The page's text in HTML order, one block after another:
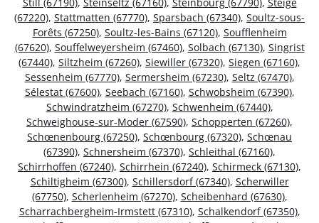
(67220), Stattmatten (67770), Sparsbach (67340), Soultz-sous-
Forêts (67250), Soultz-les-Bains (67120), Soufflenheim
(67620), Souffelweyersheim (67460), Solbach (67130), Singrist
(67440), Siltzheim (67260), Siewiller (67320), Siegen (67160),
Sessenheim (67770), Sermersheim (67230), Seltz (67470),
Sélestat (67600), Seebach (67160), Schwobsheim (67390),
Schwindratzheim (67270), Schwenheim (67440),
Schweighouse-sur-Moder (67590), Schopperten (67260),
Schœnenbourg (67250), Schœnbourg (67320), Schœnau
(67390), Schnersheim (67370), Schleithal (67160),
Schirrhoffen (67240), Schirrhein (67240), Schirmeck (67130),
Schiltigheim (67300), Schillersdorf (67340), Scherwiller
(67750), Scherlenheim (67270), Scheibenhard (67630),
Scharrachbergheim-Irmstett (67310), Schalkendorf (67350),